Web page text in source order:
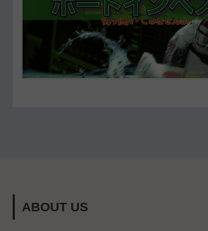
ABOUT US